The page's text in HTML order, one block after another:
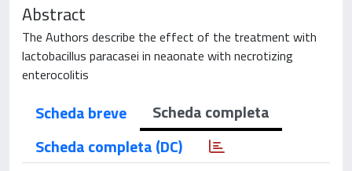
Abstract
The Authors describe the effect of the treatment with
lactobacillus paracasei in neaonate with necrotizing
enterocolitis
Scheda breve
Scheda completa
Scheda completa (DC)